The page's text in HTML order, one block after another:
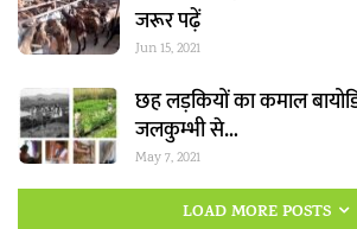
जरूर पढ़ें
Jun 15, 2021
छह लड़कियों का कमाल
जलकुम्भी से…
May 7, 2021
LOAD MORE POSTS